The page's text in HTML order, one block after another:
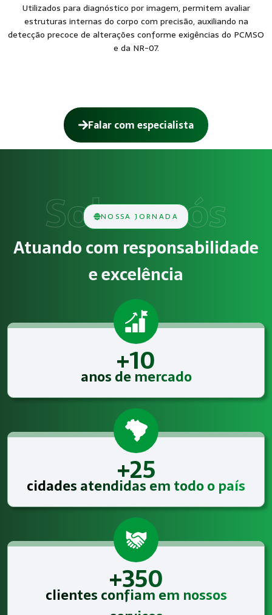
Utilizados para diagnóstico por imagem, permitem avaliar
estruturas internas do corpo com precisão, auxiliando na
detecção precoce de alterações conforme exigências do PCMSO
e da NR-07.
Falar com especialista
Como funciona Exames de Imagem
Obrigatoriedade legal
Empresas que exercem atividades com exposição a riscos
Atendimento especializado
A Megatrab - Engenharia de Segurança do Trabalho
NOSSA JORNADA
Atuando com responsabilidade
e excelência
+10
anos de mercado
+25
cidades atendidas em todo o país
+350
clientes confiam em nossos